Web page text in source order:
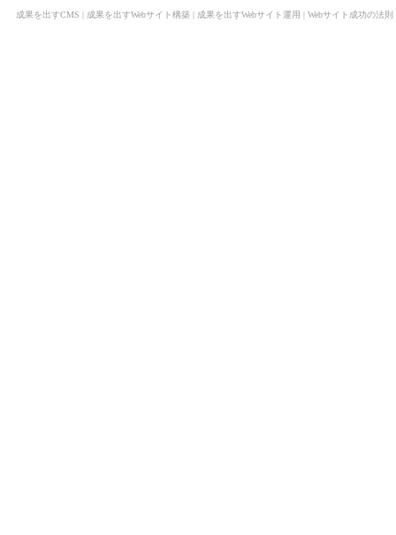
成果を出すCMS | 成果を出すWebサイト構築 | 成果を出すWebサイト運用 | Webサイト成功の法則